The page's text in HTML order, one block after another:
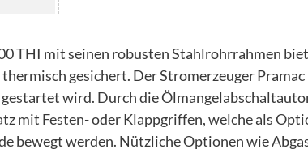
THI mit seinen robusten Stahlrohrrahmen
gesichert. Der Stromerzeuger
wird. Durch die
mit Festen- oder Klappgriffen, welche als
bewegt werden. Nützliche Optionen wie